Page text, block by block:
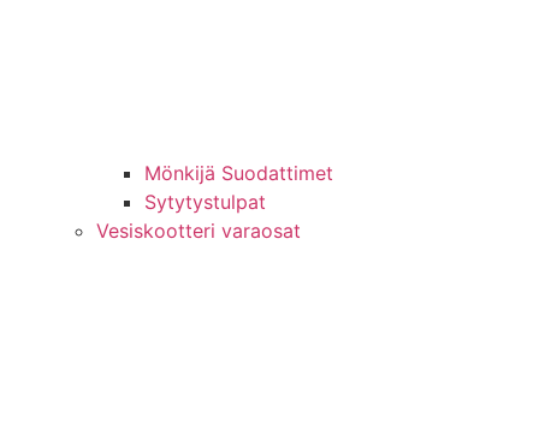
Mönkijä Suodattimet
Sytytystulpat
Vesiskootteri varaosat